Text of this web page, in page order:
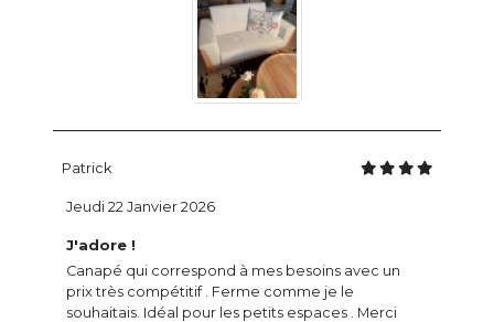
Patrick
J'adore !
Canapé qui correspond à mes besoins avec un
prix très compétitif . Ferme comme je le
souhaitais. Idéal pour les petits espaces . Merci
Jeudi 22 Janvier 2026